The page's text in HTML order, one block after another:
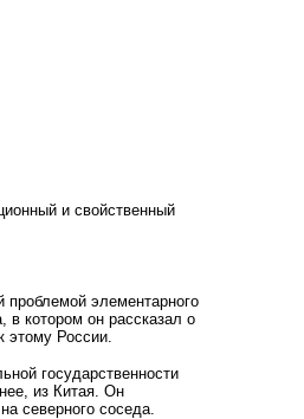
и свойственный
элементарного
в котором он рассказал о
этому России.
государственности
из Китая. Он
северного соседа.